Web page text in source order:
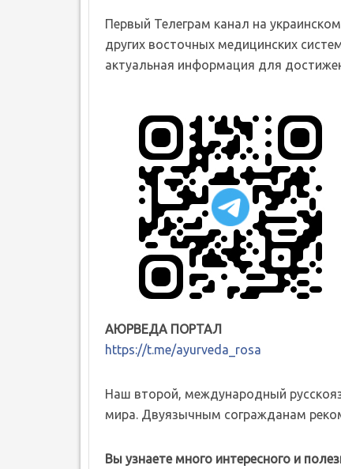
Первый Телеграм канал на
других восточных медицинских
актуальная информация для
АЮРВЕДА ПОРТАЛ
https://t.me/ayurveda_rosa
Наш второй, международный
мира. Двуязычным согражданам
Вы узнаете много интересного и